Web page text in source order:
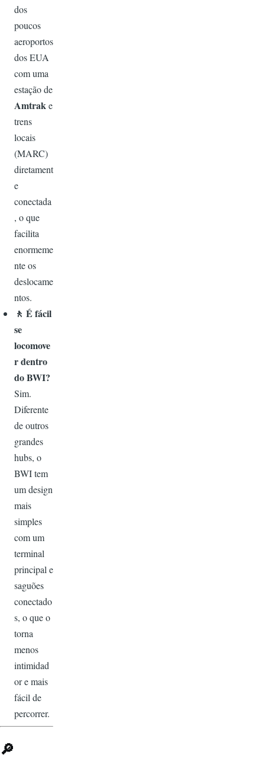
dos
poucos
aeroportos
dos EUA
com uma
estação de
Amtrake
trens
locais
(MARC)
diretament
e
conectada
, o que
facilita
enormeme
nte os
deslocame
ntos.
🚶 É fácil
se
locomove
r dentro
do BWI?
Sim.
Diferente
de outros
grandes
hubs, o
BWI tem
um design
mais
simples
com um
terminal
principal e
saguões
conectado
s, o que o
torna
menos
intimidad
or e mais
fácil de
percorrer.
🔎